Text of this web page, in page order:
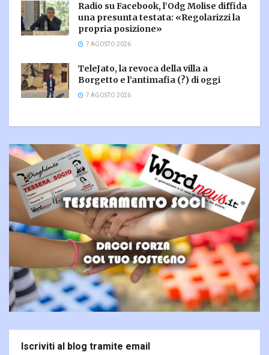
Radio su Facebook, l’Odg Molise diffida
una presunta testata: «Regolarizzi la
propria posizione»
7 AGOSTO 2026
TeleJato, la revoca della villa a
Borgetto e l’antimafia (?) di oggi
7 AGOSTO 2026
Iscriviti al blog tramite email